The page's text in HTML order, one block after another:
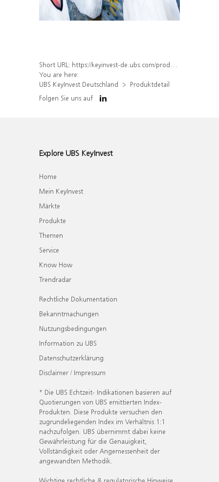
Short URL: https://keyinvest-de.ubs.com/produkt/detail/index/isin/DE000WA7NWS5
You are here:
UBS KeyInvest Deutschland
Produktdetail
Folgen Sie uns auf
Explore UBS KeyInvest
Home
Mein KeyInvest
Märkte
Produkte
Themen
Service
Know How
Trendradar
Rechtliche Dokumentation
Bekanntmachungen
Nutzungsbedingungen
Information zu UBS
Datenschutzerklärung
Disclaimer / Impressum
* Die UBS Echtzeit- Indikationen basieren auf
Quotierungen von UBS emittierten Index-
Produkten. Diese Produkte versuchen den
zugrundeliegenden Index im Verhältnis 1:1
nachzufolgen. UBS übernimmt dabei keine
Gewährleistung für die Genauigkeit,
Vollständigkeit oder Angemessenheit der
angewandten Methodik.